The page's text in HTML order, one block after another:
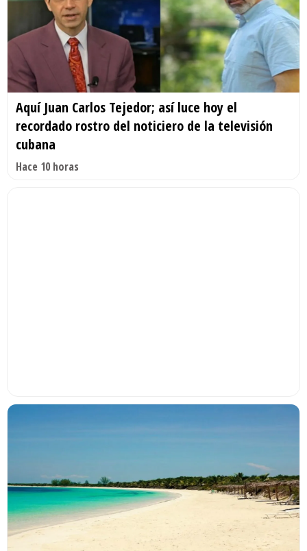
Aquí Juan Carlos Tejedor; así luce hoy el
recordado rostro del noticiero de la televisión
cubana
Hace 10 horas